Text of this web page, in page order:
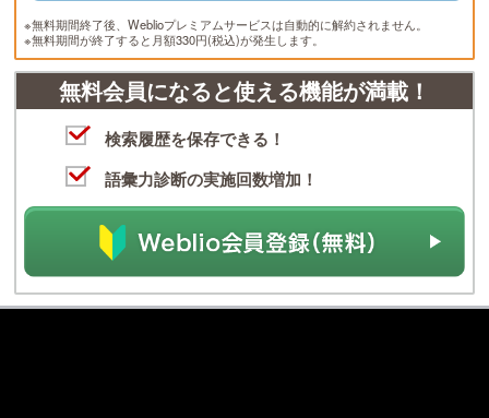
※無料期間終了後、Weblioプレミアムサービスは自動的に解約されません。
※無料期間が終了すると月額330円(税込)が発生します。
無料会員になると使える機能が満載！
検索履歴を保存できる！
語彙力診断の実施回数増加！